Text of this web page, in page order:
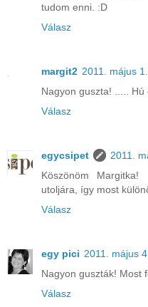
tudom enni. :D
Válasz
margit2 2011. május
Nagyon guszta! .....
Válasz
egycsipet
2011.
Köszönöm
utoljára, így most
Válasz
egy pici 2011. május
Nagyon guszták! Most
Válasz